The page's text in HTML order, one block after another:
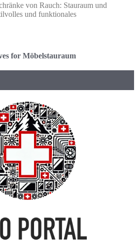
von Rauch: Stauraum und
und funktionales
for Möbelstauraum